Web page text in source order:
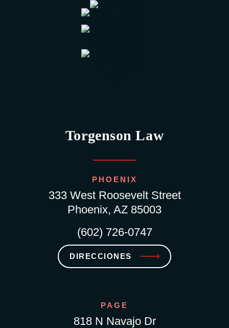
Torgenson Law
PHOENIX
333 West Roosevelt Street
Phoenix, AZ 85003
(602) 726-0747
DIRECCIONES
PAGE
818 N Navajo Dr